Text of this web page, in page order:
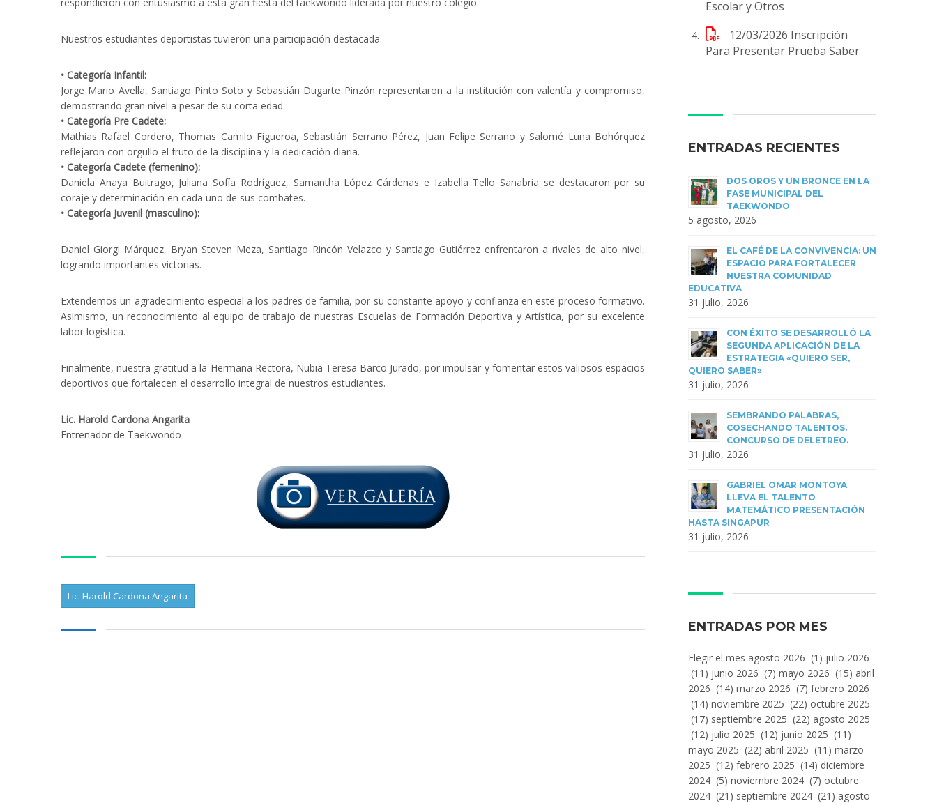
Nuestros estudiantes deportistas tuvieron una participación destacada:
• Categoría Infantil:
Jorge Mario Avella, Santiago Pinto Soto y Sebastián Dugarte Pinzón representaron a la institución con valentía y compromiso,
demostrando gran nivel a pesar de su corta edad.
• Categoría Pre Cadete:
Mathias Rafael Cordero, Thomas Camilo Figueroa, Sebastián Serrano Pérez, Juan Felipe Serrano y Salomé Luna Bohórquez
reflejaron con orgullo el fruto de la disciplina y la dedicación diaria.
• Categoría Cadete (femenino):
Daniela Anaya Buitrago, Juliana Sofía Rodríguez, Samantha López Cárdenas e Izabella Tello Sanabria se destacaron por su
coraje y determinación en cada uno de sus combates.
• Categoría Juvenil (masculino):
Daniel Giorgi Márquez, Bryan Steven Meza, Santiago Rincón Velazco y Santiago Gutiérrez enfrentaron a rivales de alto nivel,
logrando importantes victorias.
Extendemos un agradecimiento especial a los padres de familia, por su constante apoyo y confianza en este proceso formativo.
Asimismo, un reconocimiento al equipo de trabajo de nuestras Escuelas de Formación Deportiva y Artística, por su excelente
labor logística.
Finalmente, nuestra gratitud a la Hermana Rectora, Nubia Teresa Barco Jurado, por impulsar y fomentar estos valiosos espacios
deportivos que fortalecen el desarrollo integral de nuestros estudiantes.
Lic. Harold Cardona Angarita
Entrenador de Taekwondo
Lic. Harold Cardona Angarita
Escolar y Otros
12/03/2026 Inscripción
Para Presentar Prueba Saber
ENTRADAS RECIENTES
DOS OROS Y UN BRONCE EN LA
FASE MUNICIPAL DEL
TAEKWONDO
5 agosto, 2026
EL CAFÉ DE LA CONVIVENCIA: UN
ESPACIO PARA FORTALECER
NUESTRA COMUNIDAD
EDUCATIVA
31 julio, 2026
CON ÉXITO SE DESARROLLÓ LA
SEGUNDA APLICACIÓN DE LA
ESTRATEGIA «QUIERO SER,
QUIERO SABER»
31 julio, 2026
SEMBRANDO PALABRAS,
COSECHANDO TALENTOS.
CONCURSO DE DELETREO.
31 julio, 2026
GABRIEL OMAR MONTOYA
LLEVA EL TALENTO
MATEMÁTICO PRESENTACIÓN
HASTA SINGAPUR
31 julio, 2026
ENTRADAS POR MES
Entradas
Por
Mes
Elegir el mes agosto 2026 (1) julio 2026
(11) junio 2026 (7) mayo 2026 (15) abril
2026 (14) marzo 2026 (7) febrero 2026
(14) noviembre 2025 (22) octubre 2025
(17) septiembre 2025 (22) agosto 2025
(12) julio 2025 (12) junio 2025 (11)
mayo 2025 (22) abril 2025 (11) marzo
2025 (12) febrero 2025 (14) diciembre
2024 (5) noviembre 2024 (7) octubre
2024 (21) septiembre 2024 (21) agosto